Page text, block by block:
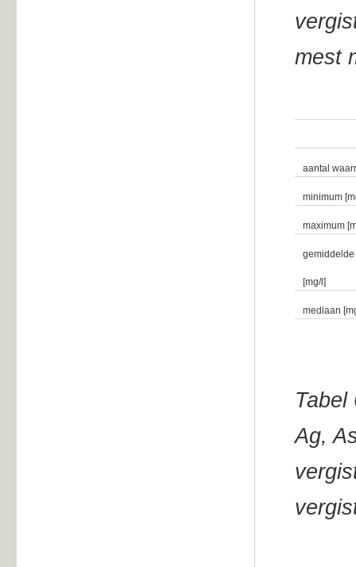
mest
aantal
minimum
maximum
gemiddelde
[mg/l]
mediaan
Tabel
Ag,